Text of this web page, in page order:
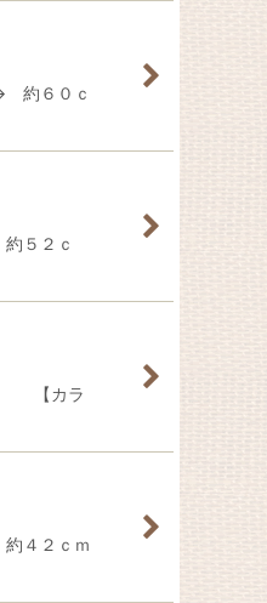
６０ｃ
５２ｃ
【カラ
４２ｃｍ